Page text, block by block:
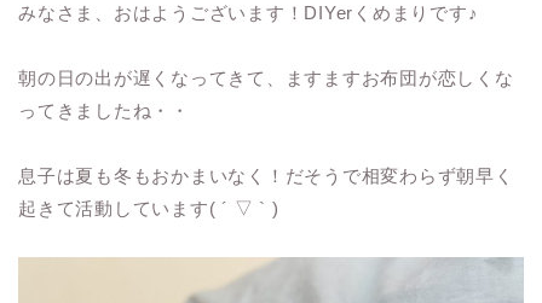
みなさま、おはようございます！DIYerくめまりです♪
朝の日の出が遅くなってきて、ますますお布団が恋しくな
ってきましたね・・
息子は夏も冬もおかまいなく！だそうで相変わらず朝早く
起きて活動しています( ´ ▽ ` )